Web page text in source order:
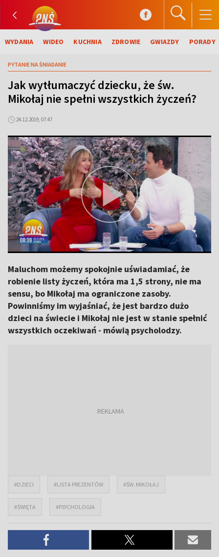
WYDANIA WIDEO KUCHNIA ZDROWIE GWIAZDY PORADY
PYTANIE NA ŚNIADANIE
Jak wytłumaczyć dziecku, że św.
Mikołaj nie spełni wszystkich życzeń?
24.12.2019, 07:47
Maluchom możemy spokojnie uświadamiać, że
robienie listy życzeń, która ma 1,5 strony, nie ma
sensu, bo Mikołaj ma ograniczone zasoby.
Powinniśmy im wyjaśniać, że jest bardzo dużo
dzieci na świecie i Mikołaj nie jest w stanie spełnić
wszystkich oczekiwań - mówią psycholodzy.
#DZIECI #LISTA PREZENTÓW #ŚW. MIKOŁAJ
#ŚWIĘTA #PSYCHOLOGIA